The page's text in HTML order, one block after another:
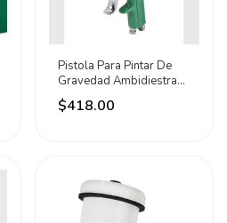
Pistola Para Pintar De
Gravedad Ambidiestra
600ml Lion Tools Blanco
$418.00